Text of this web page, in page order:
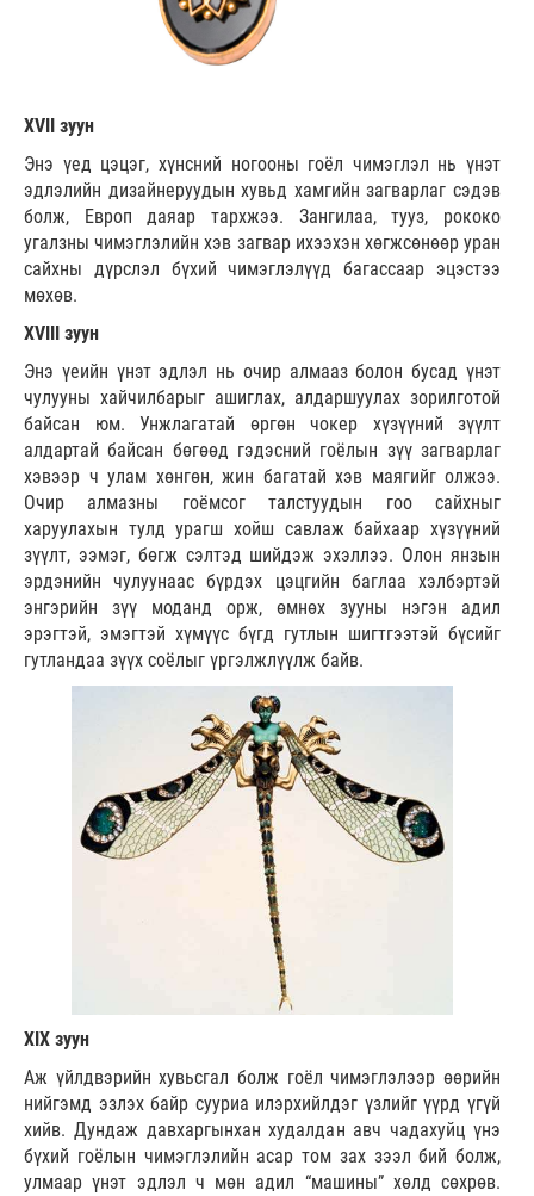
XVII зуун
Энэ үед цэцэг, хүнсний ногооны гоёл чимэглэл нь үнэт
эдлэлийн дизайнеруудын хувьд хамгийн загварлаг сэдэв
болж, Европ даяар тархжээ. Зангилаа, тууз, рококо
угалзны чимэглэлийн хэв загвар ихээхэн хөгжсөнөөр уран
сайхны дүрслэл бүхий чимэглэлүүд багассаар эцэстээ
мөхөв.
XVIII зуун
Энэ үеийн үнэт эдлэл нь очир алмааз болон бусад үнэт
чулууны хайчилбарыг ашиглах, алдаршуулах зорилготой
байсан юм. Унжлагатай өргөн чокер хүзүүний зүүлт
алдартай байсан бөгөөд гэдэсний гоёлын зүү загварлаг
хэвээр ч улам хөнгөн, жин багатай хэв маягийг олжээ.
Очир алмазны гоёмсог талстуудын гоо сайхныг
харуулахын тулд урагш хойш савлаж байхаар хүзүүний
зүүлт, ээмэг, бөгж сэлтэд шийдэж эхэллээ. Олон янзын
эрдэнийн чулуунаас бүрдэх цэцгийн баглаа хэлбэртэй
энгэрийн зүү моданд орж, өмнөх зууны нэгэн адил
эрэгтэй, эмэгтэй хүмүүс бүгд гутлын шигтгээтэй бүсийг
гутландаа зүүх соёлыг үргэлжлүүлж байв.
XIX зуун
Аж үйлдвэрийн хувьсгал болж гоёл чимэглэлээр өөрийн
нийгэмд эзлэх байр сууриа илэрхийлдэг үзлийг үүрд үгүй
хийв. Дундаж давхаргынхан худалдан авч чадахуйц үнэ
бүхий гоёлын чимэглэлийн асар том зах зээл бий болж,
улмаар үнэт эдлэл ч мөн адил “машины” хөлд сөхрөв.